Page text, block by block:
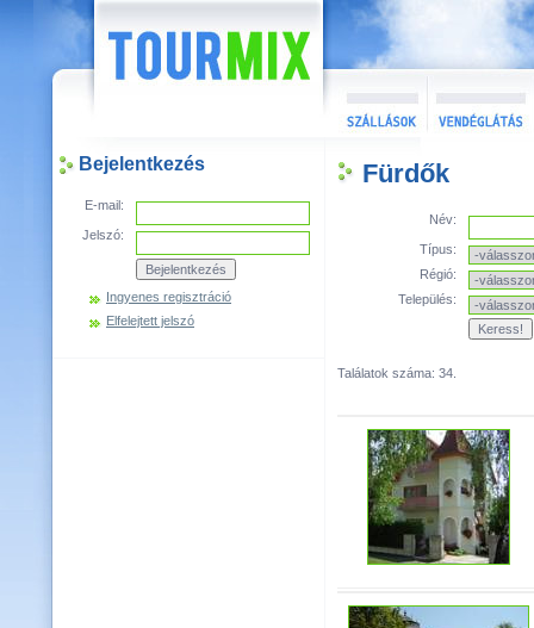
Bejelentkezés
E-mail:
Jelszó:
Ingyenes regisztráció
Elfelejtett jelszó
Fürdők
Név:
Típus:
Régió:
Település:
Találatok száma: 34.